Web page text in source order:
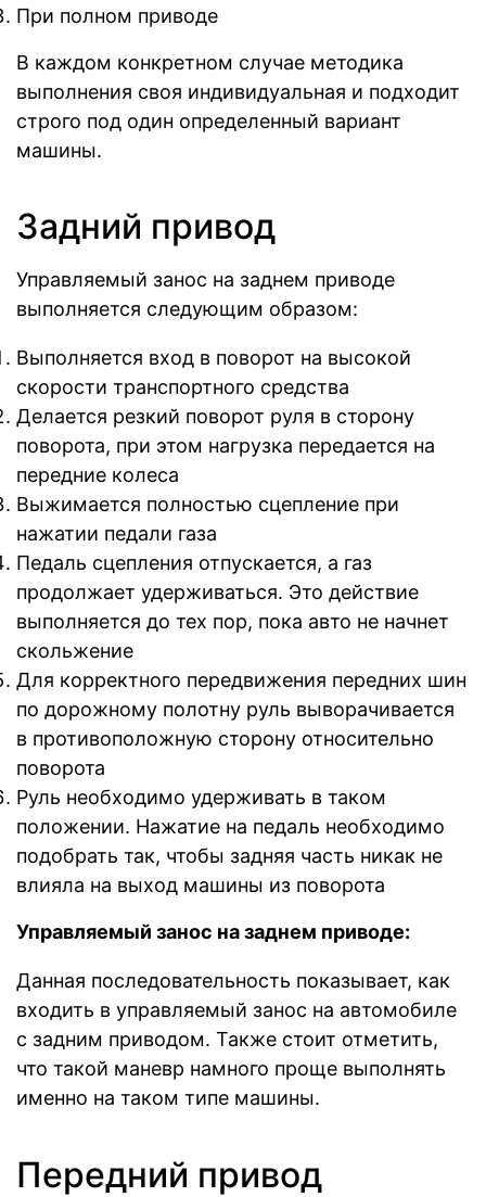
При полном приводе
В каждом конкретном случае методика
выполнения своя индивидуальная и подходит
строго под один определенный вариант
машины.
Задний привод
Управляемый занос на заднем приводе
выполняется следующим образом:
Выполняется вход в поворот на высокой
скорости транспортного средства
Делается резкий поворот руля в сторону
поворота, при этом нагрузка передается на
передние колеса
Выжимается полностью сцепление при
нажатии педали газа
Педаль сцепления отпускается, а газ
продолжает удерживаться. Это действие
выполняется до тех пор, пока авто не начнет
скольжение
Для корректного передвижения передних шин
по дорожному полотну руль выворачивается
в противоположную сторону относительно
поворота
Руль необходимо удерживать в таком
положении. Нажатие на педаль необходимо
подобрать так, чтобы задняя часть никак не
влияла на выход машины из поворота
Управляемый занос на заднем приводе:
Данная последовательность показывает, как
входить в управляемый занос на автомобиле
с задним приводом. Также стоит отметить,
что такой маневр намного проще выполнять
именно на таком типе машины.
Передний привод